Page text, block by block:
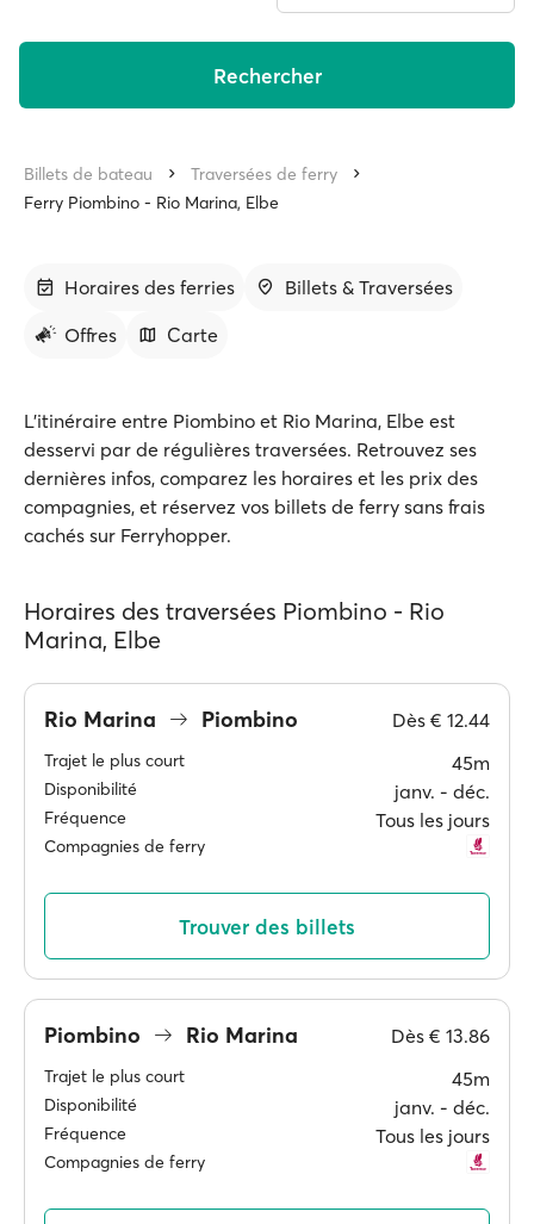
Rechercher
Billets de bateau
Traversées de ferry
Ferry Piombino - Rio Marina, Elbe
Horaires des ferries
Billets & Traversées
Offres
Carte
L'itinéraire entre Piombino et Rio Marina, Elbe est
desservi par de régulières traversées. Retrouvez ses
dernières infos, comparez les horaires et les prix des
compagnies, et réservez vos billets de ferry sans frais
cachés sur Ferryhopper.
Horaires des traversées Piombino - Rio
Marina, Elbe
Rio Marina Piombino Dès € 12.44
Trajet le plus court 45m
Disponibilité janv. ‐ déc.
Fréquence Tous les jours
Compagnies de ferry
Trouver des billets
Piombino Rio Marina Dès € 13.86
Trajet le plus court 45m
Disponibilité janv. ‐ déc.
Fréquence Tous les jours
Compagnies de ferry